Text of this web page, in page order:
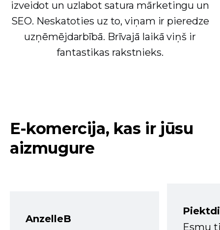
izveidot un uzlabot satura mārketingu un
SEO. Neskatoties uz to, viņam ir pieredze
uzņēmējdarbībā. Brīvajā laikā viņš ir
fantastikas rakstnieks.
E-komercija, kas ir jūsu
aizmugure
AnzelleB
Esmu